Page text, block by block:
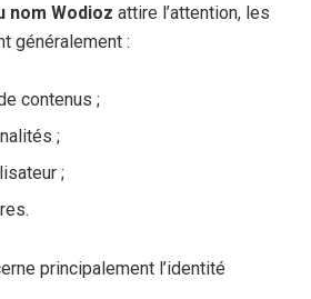
nom Wodioz attire l’attention, les
généralement :
contenus ;
;
;
principalement l’identité